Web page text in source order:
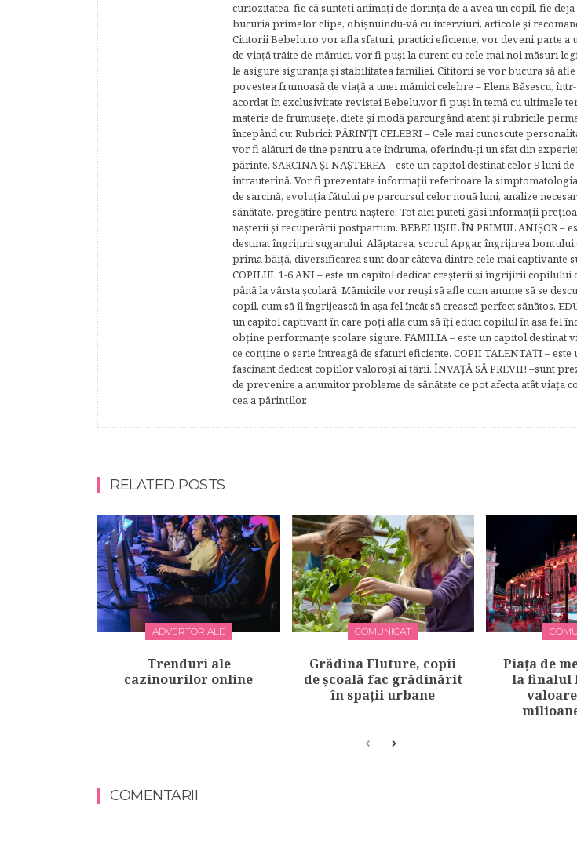
curiozitatea, fie că sunteţi animaţi de dorinţa de a avea un copil, fie
bucuria primelor clipe, obişnuindu-vă cu interviuri, articole şi
Cititorii Bebelu.ro vor afla sfaturi, practici eficiente, vor deveni parte a
de viaţă trăite de mămici, vor fi puşi la curent cu cele mai noi măsuri
le asigure siguranţa şi stabilitatea familiei. Cititorii se vor bucura să
povestea frumoasă de viață a unei mămici celebre – Elena Băsescu,
acordat în exclusivitate revistei Bebelu,vor fi puşi în temă cu ultimele
materie de frumuseţe, diete şi modă parcurgând atent şi rubricile
începând cu: Rubrici: PĂRINŢI CELEBRI – Cele mai cunoscute
vor fi alături de tine pentru a te îndruma, oferindu-ţi un sfat din
părinte. SARCINA ŞI NAŞTEREA – este un capitol destinat celor 9 luni
intrauterină. Vor fi prezentate informaţii referitoare la
de sarcină, evoluţia fătului pe parcursul celor nouă luni, analize
sănătate, pregătire pentru naştere. Tot aici puteti găsi informaţii
naşterii şi recuperării postpartum. BEBELUŞUL ÎN PRIMUL ANIŞOR –
destinat îngrijirii sugarului. Alăptarea, scorul Apgar, îngrijirea bontului
prima băiţă, diversificarea sunt doar câteva dintre cele mai captivante
COPILUL 1-6 ANI – este un capitol dedicat creşterii şi îngrijirii
până la vârsta şcolară. Mămicile vor reuşi să afle cum anume să se
copil, cum să îl îngrijească în aşa fel încât să crească perfect sănătos.
un capitol captivant în care poţi afla cum să îţi educi copilul în aşa fel
obţine performanţe şcolare sigure. FAMILIA – este un capitol destinat
ce conţine o serie întreagă de sfaturi eficiente. COPII TALENTAŢI – este
fascinant dedicat copiilor valoroși ai țării. ÎNVAŢĂ SĂ PREVII! –sunt
de prevenire a anumitor probleme de sănătate ce pot afecta atât viaţa
cea a părinţilor.
RELATED POSTS
ADVERTORIALE
Trenduri ale
cazinourilor online
COMUNICAT
Grădina Fluture, copii
de școală fac grădinărit
în spații urbane
Piața de
la finalul
COMENTARII